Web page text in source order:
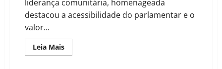
liderança comunitária, homenageada
destacou a acessibilidade do parlamentar e o
valor...
Leia MaisRead
more